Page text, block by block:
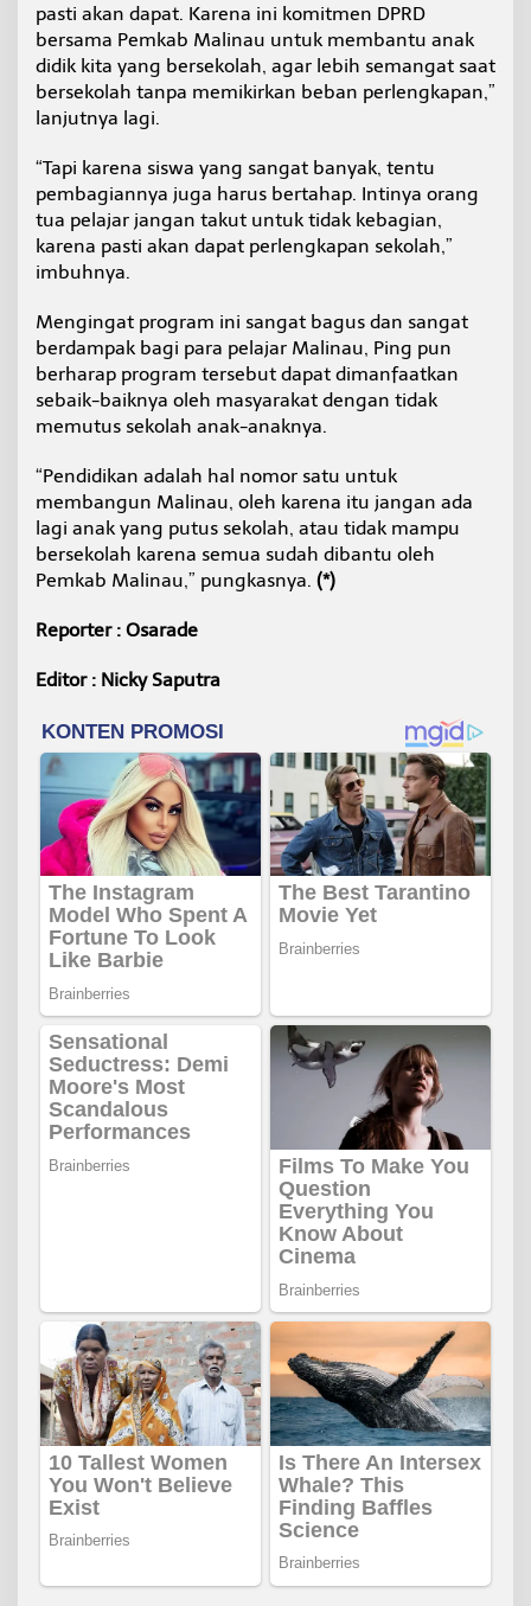
pasti akan dapat. Karena ini komitmen DPRD
bersama Pemkab Malinau untuk membantu anak
didik kita yang bersekolah, agar lebih semangat saat
bersekolah tanpa memikirkan beban perlengkapan,”
lanjutnya lagi.
“Tapi karena siswa yang sangat banyak, tentu
pembagiannya juga harus bertahap. Intinya orang
tua pelajar jangan takut untuk tidak kebagian,
karena pasti akan dapat perlengkapan sekolah,”
imbuhnya.
Mengingat program ini sangat bagus dan sangat
berdampak bagi para pelajar Malinau, Ping pun
berharap program tersebut dapat dimanfaatkan
sebaik-baiknya oleh masyarakat dengan tidak
memutus sekolah anak-anaknya.
“Pendidikan adalah hal nomor satu untuk
membangun Malinau, oleh karena itu jangan ada
lagi anak yang putus sekolah, atau tidak mampu
bersekolah karena semua sudah dibantu oleh
Pemkab Malinau,” pungkasnya. (*)
Reporter : Osarade
Editor : Nicky Saputra